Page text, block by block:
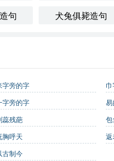
句 犬兔俱毙造句
字旁的字
字旁的字
体
蕊残葩
胸呼天
古制今